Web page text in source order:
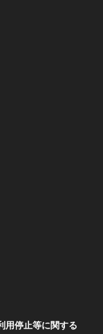
用停止等に関する